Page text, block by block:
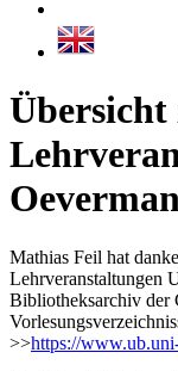
Übersicht
Mathias Feil hat
Lehrveranstaltungen
Bibliotheksarchiv der
>>https://